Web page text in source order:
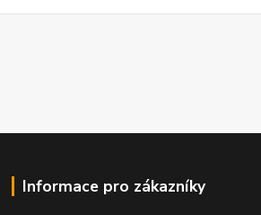
Informace pro zákazníky